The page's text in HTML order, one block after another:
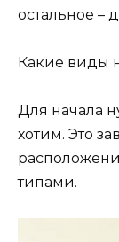
остальное –
Какие виды
Для начала
хотим. Это
типами.